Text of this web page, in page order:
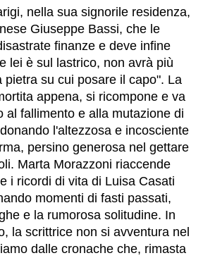
nella sua signorile residenza,
Giuseppe Bassi, che le
finanze e deve infine
lei è sul lastrico, non avrà più
pietra su cui posare il capo". La
appena, si ricompone e va
al fallimento e alla mutazione di
l'altezzosa e incosciente
persino generosa nel gettare
Marta Morazzoni riaccende
i ricordi di vita di Luisa Casati
momenti di fasti passati,
e la rumorosa solitudine. In
la scrittrice non si avventura nel
dalle cronache che, rimasta